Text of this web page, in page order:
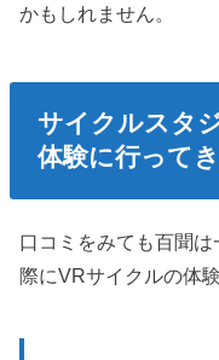
かもしれません。
サイクルスタ
体験に行ってき
口コミをみても百聞
際にVRサイクルの体